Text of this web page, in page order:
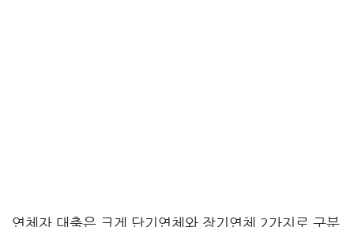
연체자 대출은 크게 단기연체와 장기연체 2가지로 구분